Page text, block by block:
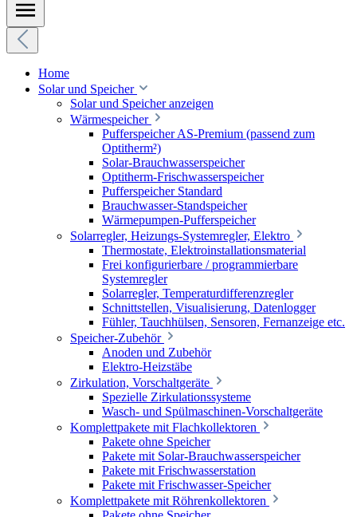
Home
Solar und Speicher
Solar und Speicher anzeigen
Wärmespeicher
Pufferspeicher AS-Premium (passend zum
Optitherm²)
Solar-Brauchwasserspeicher
Optitherm-Frischwasserspeicher
Pufferspeicher Standard
Brauchwasser-Standspeicher
Wärmepumpen-Pufferspeicher
Solarregler, Heizungs-Systemregler, Elektro
Thermostate, Elektroinstallationsmaterial
Frei konfigurierbare / programmierbare
Systemregler
Solarregler, Temperaturdifferenzregler
Schnittstellen, Visualisierung, Datenlogger
Fühler, Tauchhülsen, Sensoren, Fernanzeige etc.
Speicher-Zubehör
Anoden und Zubehör
Elektro-Heizstäbe
Zirkulation, Vorschaltgeräte
Spezielle Zirkulationssysteme
Wasch- und Spülmaschinen-Vorschaltgeräte
Komplettpakete mit Flachkollektoren
Pakete ohne Speicher
Pakete mit Solar-Brauchwasserspeicher
Pakete mit Frischwasserstation
Pakete mit Frischwasser-Speicher
Komplettpakete mit Röhrenkollektoren